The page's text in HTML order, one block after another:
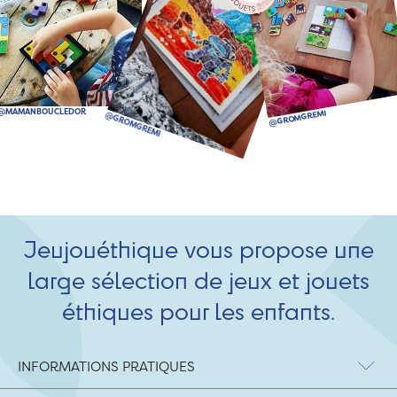
Jeujouéthique vous propose une
large sélection de jeux et jouets
éthiques pour les enfants.
INFORMATIONS PRATIQUES